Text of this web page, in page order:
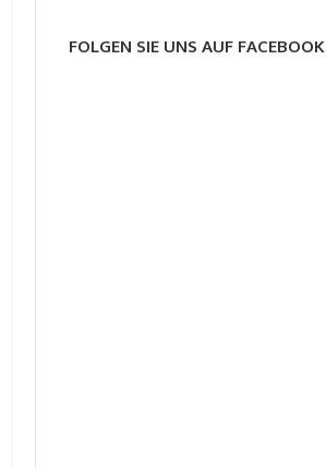
FOLGEN SIE UNS AUF FACEBOOK